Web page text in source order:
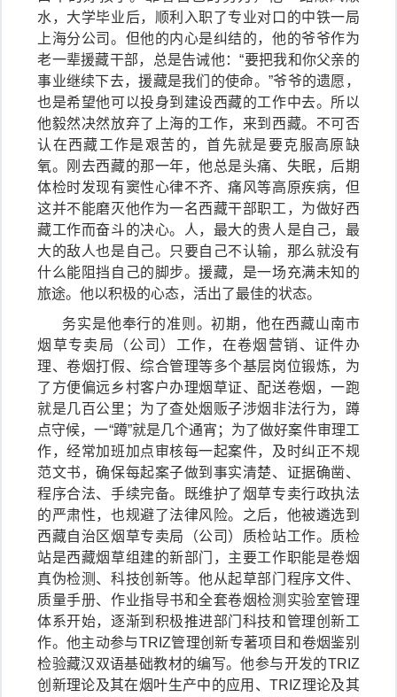
水，大学毕业后，顺利入职了专业对口的中铁一局
上海分公司。但他的内心是纠结的，他的爷爷作为
老一辈援藏干部，总是告诫他：“要把我和你父亲的
事业继续下去，援藏是我们的使命。”爷爷的遗愿，
也是希望他可以投身到建设西藏的工作中去。所以
他毅然决然放弃了上海的工作，来到西藏。不可否
认在西藏工作是艰苦的，首先就是要克服高原缺
氧。刚去西藏的那一年，他总是头痛、失眠，后期
体检时发现有窦性心律不齐、痛风等高原疾病，但
这并不能磨灭他作为一名西藏干部职工，为做好西
藏工作而奋斗的决心。人，最大的贵人是自己，最
大的敌人也是自己。只要自己不认输，那么就没有
什么能阻挡自己的脚步。援藏，是一场充满未知的
旅途。他以积极的心态，活出了最佳的状态。
务实是他奉行的准则。初期，他在西藏山南市
烟草专卖局（公司）工作，在卷烟营销、证件办
理、卷烟打假、综合管理等多个基层岗位锻炼，为
了方便偏远乡村客户办理烟草证、配送卷烟，一跑
就是几百公里；为了查处烟贩子涉烟非法行为，蹲
点守候，一“蹲”就是几个通宵；为了做好案件审理工
作，经常加班加点审核每一起案件，及时纠正不规
范文书，确保每起案子做到事实清楚、证据确凿、
程序合法、手续完备。既维护了烟草专卖行政执法
的严肃性，也规避了法律风险。之后，他被遴选到
西藏自治区烟草专卖局（公司）质检站工作。质检
站是西藏烟草组建的新部门，主要工作职能是卷烟
真伪检测、科技创新等。他从起草部门程序文件、
质量手册、作业指导书和全套卷烟检测实验室管理
体系开始，逐渐到积极推进部门科技和管理创新工
作。他主动参与TRIZ管理创新专著项目和卷烟鉴别
检验藏汉双语基础教材的编写。他参与开发的TRIZ
创新理论及其在烟叶生产中的应用、TRIZ理论及其